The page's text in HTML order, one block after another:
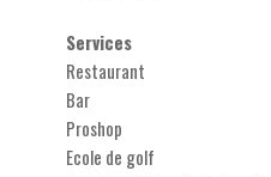
Services
Restaurant
Bar
Proshop
Ecole de golf